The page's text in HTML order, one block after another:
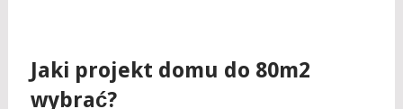
Jaki projekt domu do 80m2
wybrać?